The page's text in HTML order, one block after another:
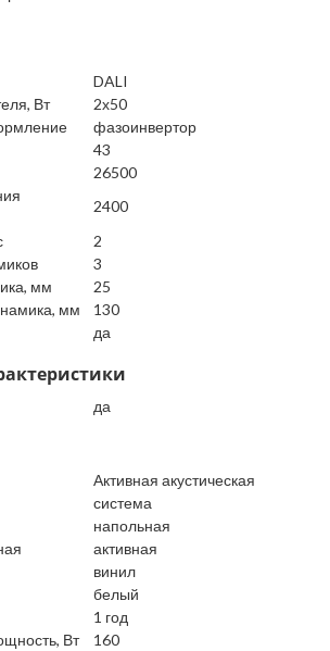
DALI
Вт
2х50
фазоинвертор
43
26500
2400
2
3
мм
25
мм
130
да
да
Активная акустическая
система
напольная
активная
винил
белый
1 год
Вт
160